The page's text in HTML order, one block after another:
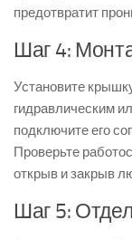
предотвратит
Шаг 4:
Установите
гидравлическим
подключите его
Проверьте
открыв и закрыв
Шаг 5: